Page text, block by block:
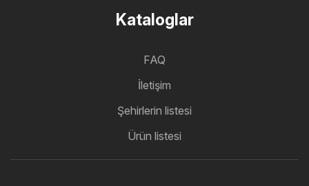
Kataloglar
FAQ
İletişim
Şehirlerin listesi
Ürün listesi